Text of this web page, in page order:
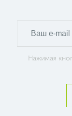
Нажимая